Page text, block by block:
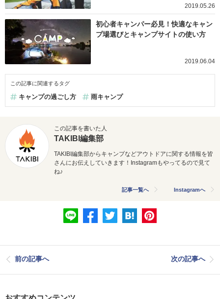
2019.05.26
初心者キャンパー必見！快適なキャン
プ場選びとキャンプサイトの使い方
2019.06.04
この記事に関連するタグ
キャンプの過ごし方 雨キャンプ
この記事を書いた人
TAKIBI編集部
TAKIBI編集部からキャンプなどアウトドアに関する情報を皆
さんにお伝えしていきます！Instagramもやってるので見て
ね♪
記事一覧へ Instagramへ
前の記事へ 次の記事へ